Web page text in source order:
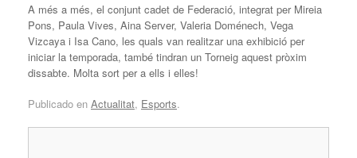
A més a més, el conjunt cadet de Federació, integrat per Mireia
Pons, Paula Vives, Aina Server, Valeria Doménech, Vega
Vizcaya i Isa Cano, les quals van realitzar una exhibició per
iniciar la temporada, també tindran un Torneig aquest pròxim
dissabte. Molta sort per a ells i elles!
Publicado en Actualitat, Esports.